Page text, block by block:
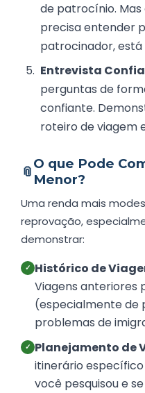
de patrocínio. Mas
precisa entender
patrocinador, está
Entrevista
perguntas de
confiante.
roteiro de viagem
📎O que Pode
Menor?
Uma renda mais
reprovação,
demonstrar:
✓ Histórico de
Viagens anteriores
(especialmente de
problemas de
✓ Planejamento de
itinerário
você pesquisou e